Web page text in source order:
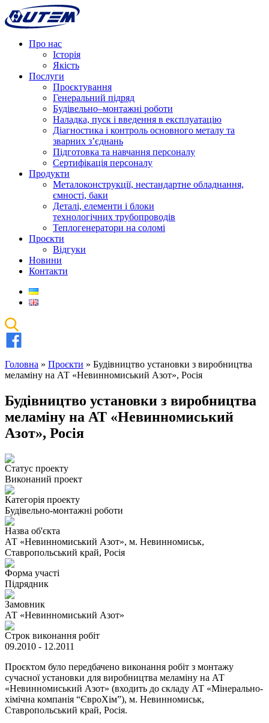
Про нас
Історія
Якість
Послуги
Проєктування
Генеральний підряд
Будівельно–монтажні роботи
Наладка, пуск і введення в експлуатацію
Діагностика і контроль основного металу та
зварних з’єднань
Підготовка та навчання персоналу
Сертифікація персоналу
Продукти
Металоконструкції, нестандартне обладнання,
ємності, баки
Деталі, елементи і блоки
технологічних трубопроводів
Теплогенератори на соломі
Проєкти
Відгуки
Новини
Контакти
Головна » Проєкти » Будівництво установки з виробництва
меламіну на АТ «Невинномиський Азот», Росія
Будівництво установки з виробництва
меламіну на АТ «Невинномиський
Азот», Росія
Статус проекту
Виконаний проект
Категорія проекту
Будівельно-монтажні роботи
Назва об'єкта
АТ «Невинномиський Азот», м. Невинномиськ,
Ставропольський край, Росія
Форма участі
Підрядник
Замовник
АТ «Невинномиський Азот»
Строк виконання робіт
09.2010 - 12.2011
Проєктом було передбачено виконання робіт з монтажу
сучасної установки для виробництва меламіну на АТ
«Невинномиський Азот» (входить до складу АТ «Мінерально-
хімічна компанія “ЄвроХім”), м. Невинномиськ,
Ставропольський край, Росія.